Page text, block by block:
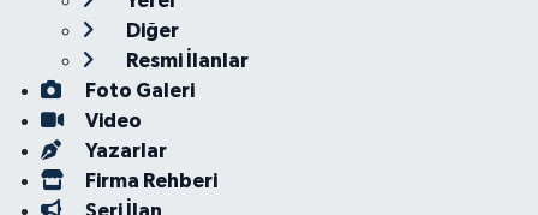
Diğer
Resmi İlanlar
Foto Galeri
Video
Yazarlar
Firma Rehberi
Seri İlan